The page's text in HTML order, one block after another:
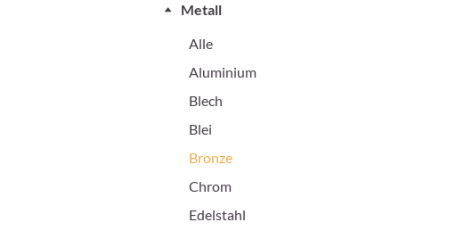
Metall
Alle
Aluminium
Blech
Blei
Bronze
Chrom
Edelstahl